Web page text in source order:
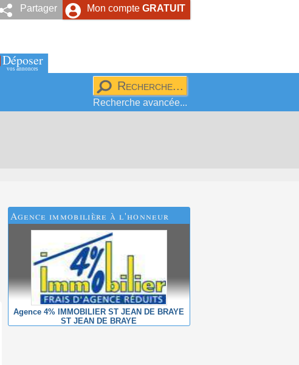
Mon compte GRATUIT
Partager
Déposer
vos annonces
Recherche avancée...
Agence immobilière à l'honneur
Agence 4% IMMOBILIER ST JEAN DE BRAYE
ST JEAN DE BRAYE